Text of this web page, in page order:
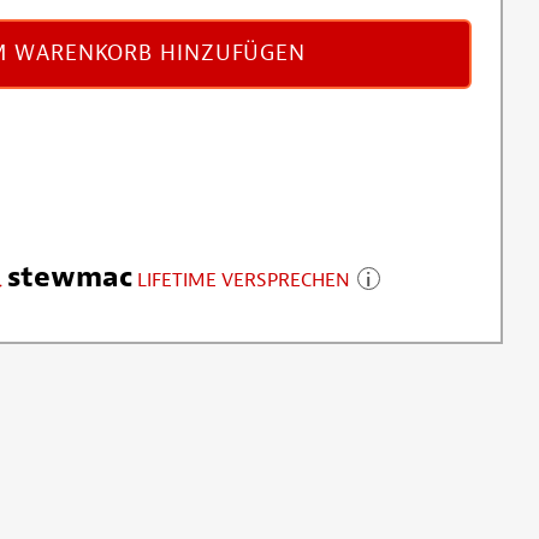
WARENKORB HINZUFÜGEN
stewmac LIFETIME VERSPRECHEN